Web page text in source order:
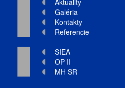
Aktuality
Galéria
Kontakty
Referencie
SIEA
OP II
MH SR